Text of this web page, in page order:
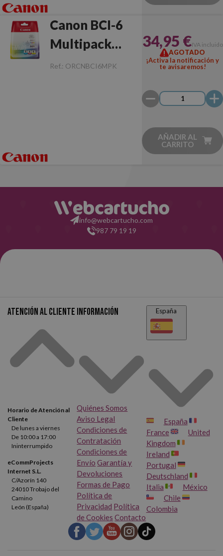
Canon BCI-6
Multipack
Original
Ref.: ORCNBCI6MPK
34,95 €IVA incluido
AGOTADO
¡Activa la notificación y
te avisaremos!
AÑADIR AL
CARRITO
info@webcartucho.com
987 79 19 19
Atención al cliente
Horario de Atención al
Cliente
De lunes a viernes
De 10:00 a 17:00
Ininterrumpido
eCommProjects
Internet S.L.
C/Azorín 140
24010 Trobajo del
Camino
León (España)
Información
Quiénes Somos
Aviso Legal
Condiciones de
Contratación
Condiciones de
Envío Garantía y
Devoluciones
Formas de Pago
Política de
Privacidad Política
de Cookies Contacto
España
España
France
United
Kingdom
Ireland
Portugal
Deutschland
Italia
México
Chile
Colombia